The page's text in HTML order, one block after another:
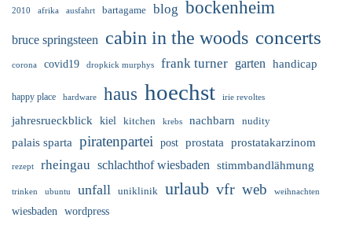
2010 afrika ausfahrt bartagame blog bockenheim
bruce springsteen cabin in the woods concerts
corona covid19 dropkick murphys frank turner garten handicap
happy place hardware haus hoechst irie revoltes
jahresrueckblick kiel kitchen krebs nachbarn nudity
palais sparta piratenpartei post prostata prostatakarzinom
rezept rheingau schlachthof wiesbaden stimmbandlähmung
trinken ubuntu unfall uniklinik urlaub vfr web weihnachten
wiesbaden wordpress